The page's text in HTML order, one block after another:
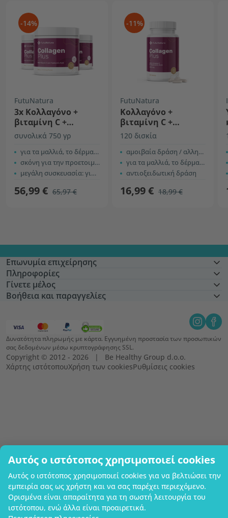
Αυτός ο ιστότοπος χρησιμοποιεί cookies
Αυτός ο ιστότοπος χρησιμοποιεί cookies για να βελτιώσει την
εμπειρία σας ως χρήστη και να σας παρέχει περιεχόμενο.
Ορισμένα είναι απαραίτητα για τη σωστή λειτουργία του
ιστότοπου, ενώ άλλα είναι προαιρετικά.
-14%
FutuNatura
3x Κολλαγόνο +
βιταμίνη C +
υαλουρονικό οξύ
συνολικά 750 γρ
για τα μαλλιά, το δέρμα, τα νύχια, τις αρθρώσεις ...
σκόνη για την προετοιμασία ροφήματος με γεύση passion fruit
μεγάλη συσκευασία: για 59 ροφήματα
56,99 € 65,97 €
-11%
FutuNatura
Κολλαγόνο +
βιταμίνη C +
υαλουρονικό οξύ
120 δισκία
αμοιβαία δράση / αλληλεπίδραση
για τα μαλλιά, το δέρμα και τα νύχια
αντιοξειδωτική δράση
16,99 € 18,99 €
Επωνυμία επιχείρησης
Πληροφορίες
Γίνετε μέλος
Βοήθεια και παραγγελίες
Δυνατότητα πληρωμής με κάρτα. Εγγυημένη προστασία των προσωπικών
σας δεδομένων μέσω κρυπτογράφησης SSL.
Copyright © 2012 - 2026   |   Be Healthy Group d.o.o.
Χάρτης ιστότοπουΧρήση των cookiesΡυθμίσεις cookies